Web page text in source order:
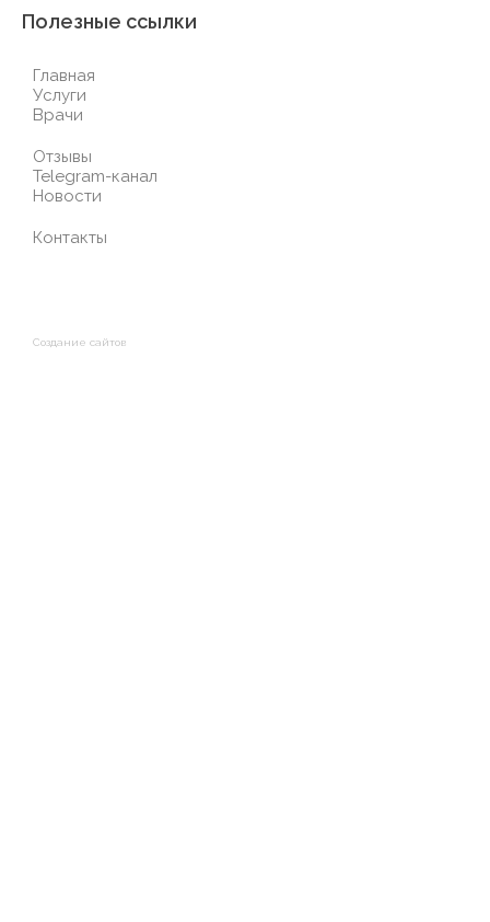
Полезные ссылки
Главная
Услуги
Врачи
Отзывы
Telegram-канал
Новости
Контакты
Создание сайтов